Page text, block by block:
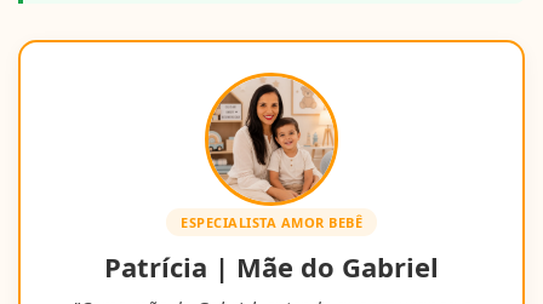
ESPECIALISTA AMOR BEBÊ
Patrícia | Mãe do Gabriel